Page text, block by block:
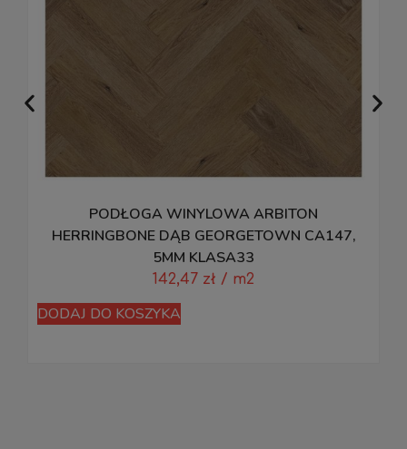
PODŁOGA WINYLOWA ARBITON
HERRINGBONE DĄB GEORGETOWN CA147,
5MM KLASA33
142,47 zł / m2
DODAJ DO KOSZYKA